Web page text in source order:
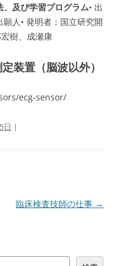
及び学習プログラム• 出
人• 発明者：国立研究開
樹、成瀬康
装置（脳波以外）
ecg-sensor/
日 |
臨床検査技師の仕事 →